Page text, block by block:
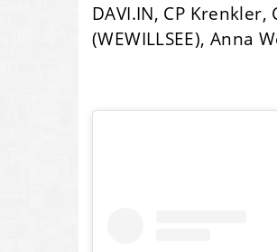
DAVI.IN, CP
(WEWILLSEE), Anna